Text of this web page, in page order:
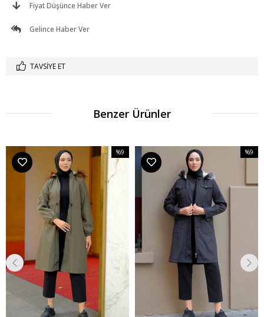
Fiyat Düşünce Haber Ver
Gelince Haber Ver
TAVSIYE ET
Benzer Ürünler
%9
İndirim
%9İndirim
%9